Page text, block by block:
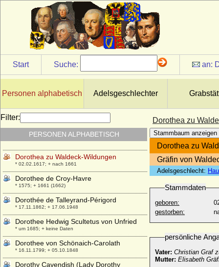
Start Suche: an:
Personen alphabetisch Adelsgeschlechter
Dorothea zu
Stammbaum anzeigen
Dorothea zu
Gräfin von
Adelsgeschlecht:
Stammdaten
geboren:
gestorben:
persönliche
Vater: Christian Graf
Mutter: Elisabeth
Filter:
PERSONEN ALPHABETISCH
Dorothea Wilhelmina von Sachsen-Zeitz
* 20.03.1691; + 17.03.1743
Dorothea Wilhelmine Albertine zu
Isenburg-Büdingen in Birstein
* 23.09.1723; + 15.08.1777
Dorothea Wilhelmine von Schmerzing,
Freiin
Freiin
* 1699; + 20.06.1763
Dorothea zu Solms-Laubach
* 26.11.1547; + 18.09.1595
Dorothea zu Solms-Lich
* 25.01.1493; + 08.06.1578
Dorothea zu Waldeck-Wildungen
* 02.02.1617; + nach 1661
Dorothee de Croy-Havre
* 1575; + 1661 (1662)
Dorothée de Talleyrand-Périgord
* 17.11.1862; + 17.06.1948
Dorothee Hedwig Scultetus von Unfried
* um 1685; + keine Daten
Dorothee von Schönaich-Carolath
* 16.11.1799; + 05.10.1848
Dorothy Cavendish (Lady Dorothy